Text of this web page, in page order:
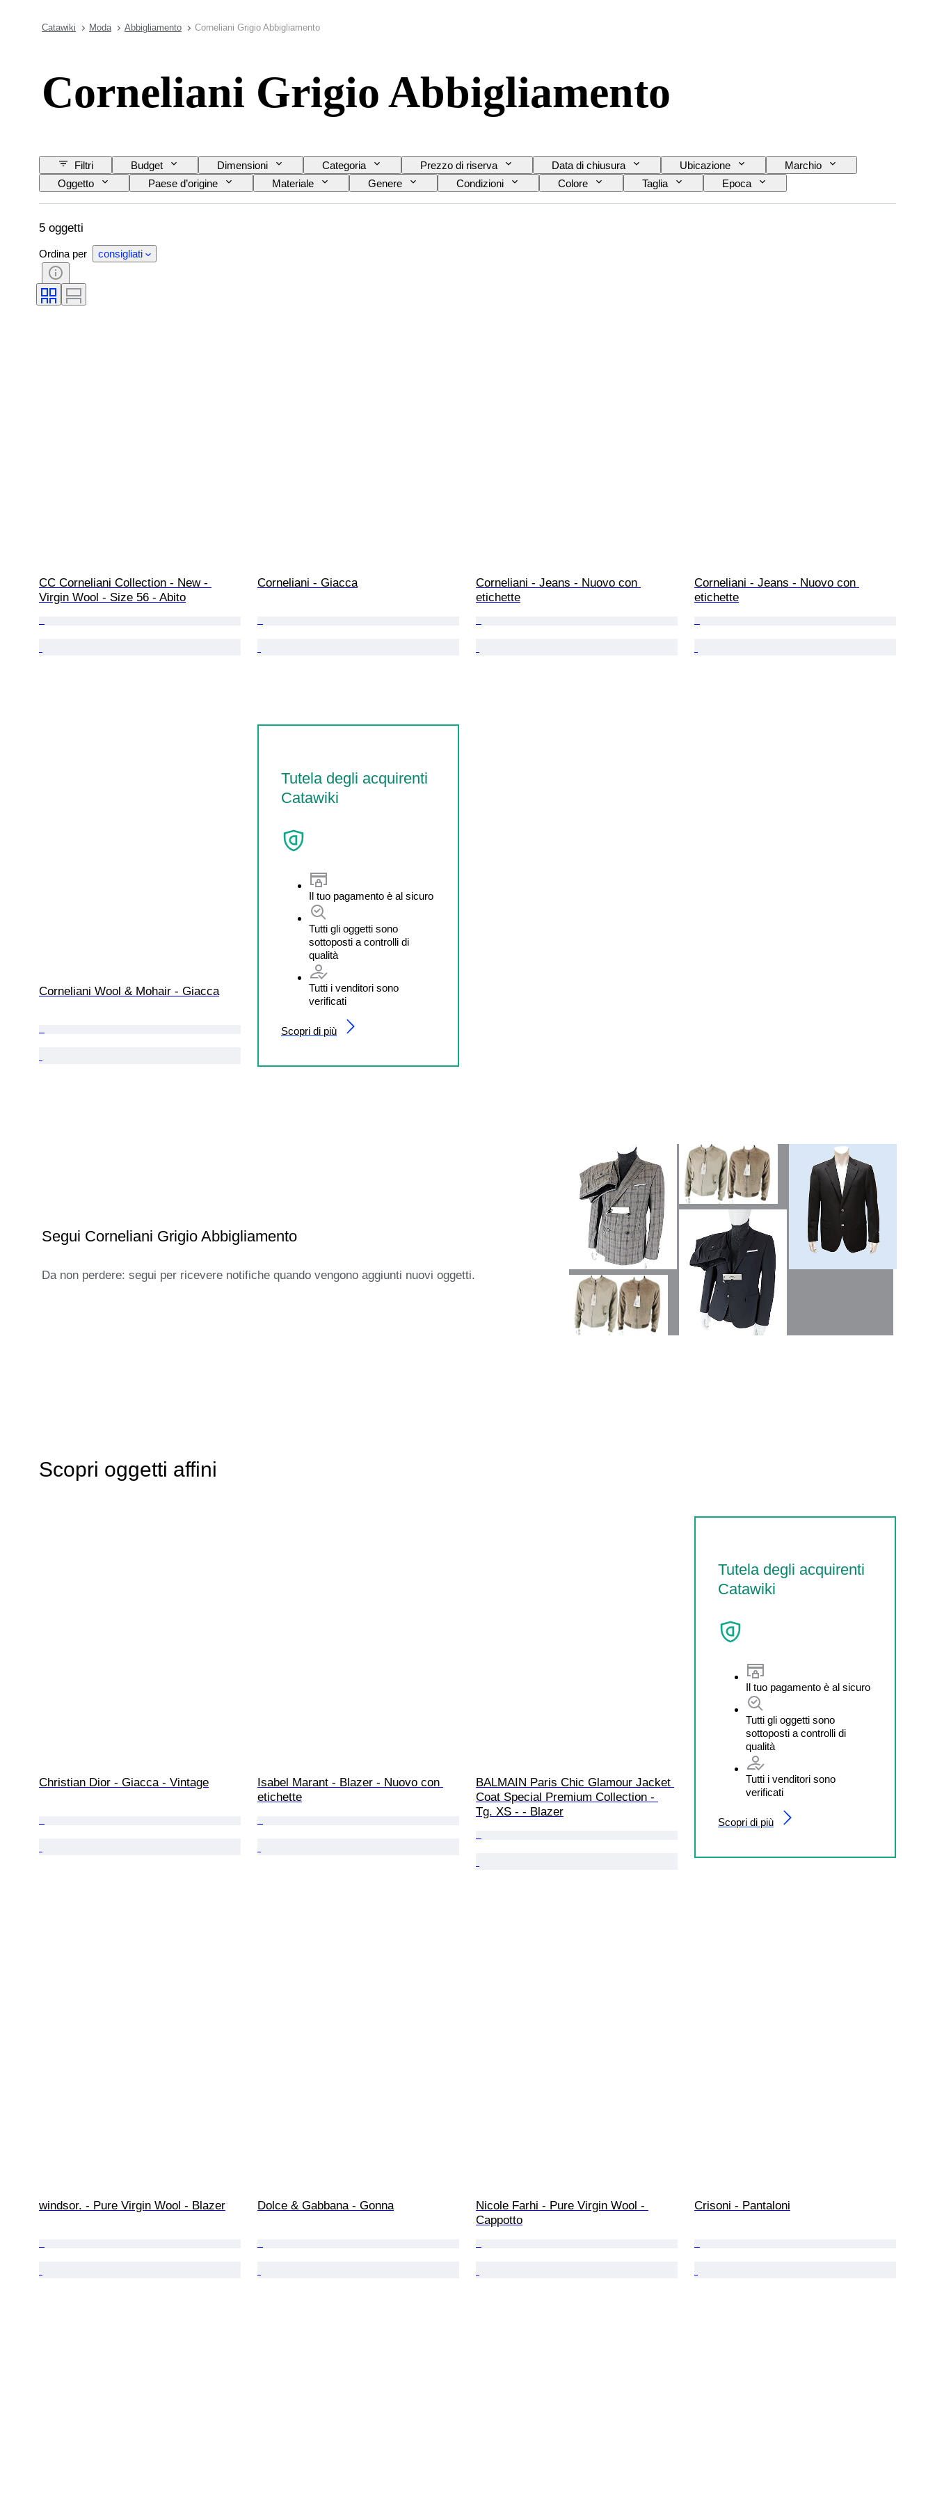
Catawiki Moda Abbigliamento Corneliani Grigio Abbigliamento
Corneliani Grigio Abbigliamento
Filtri Budget Dimensioni Categoria Prezzo di riserva Data di chiusura Ubicazione
Marchio
Oggetto
Paese d’origine Materiale Genere Condizioni Colore Taglia
Epoca
Taglia sull’oggetto
5 oggetti
Ordina per consigliati
CC Corneliani Collection - New -
Virgin Wool - Size 56 - Abito
Corneliani - Giacca
Corneliani - Jeans - Nuovo con
etichette
Corneliani - Jeans - Nuovo con
etichette
Corneliani Wool & Mohair - Giacca
Tutela degli acquirenti
Catawiki
Il tuo pagamento è al sicuro
Tutti gli oggetti sono
sottoposti a controlli di
qualità
Tutti i venditori sono
verificati
Scopri di più
Segui Corneliani Grigio Abbigliamento
Da non perdere: segui per ricevere notifiche quando vengono aggiunti nuovi oggetti.
Scopri oggetti affini
Tutela degli acquirenti
Catawiki
Il tuo pagamento è al sicuro
Tutti gli oggetti sono
sottoposti a controlli di
qualità
Tutti i venditori sono
verificati
Scopri di più
Christian Dior - Giacca - Vintage
Isabel Marant - Blazer - Nuovo con
etichette
BALMAIN Paris Chic Glamour Jacket
Coat Special Premium Collection -
Tg. XS - - Blazer
windsor. - Pure Virgin Wool - Blazer Dolce & Gabbana - Gonna
Nicole Farhi - Pure Virgin Wool -
Cappotto
Crisoni - Pantaloni